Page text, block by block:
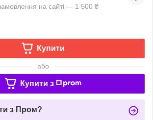
на сайті — 1 500 ₴
Купити
або
Купити з
з Пром?